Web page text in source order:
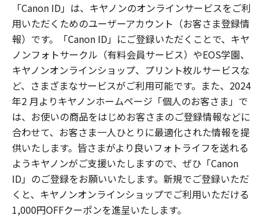
「Canon ID」は、キヤノンのオンラインサービスをご利
用いただくためのユーザーアカウント（お客さま登録情
報）です。「Canon ID」にご登録いただくことで、キヤ
ノンフォトサークル（有料会員サービス）やEOS学園、
キヤノンオンラインショップ、プリント枚ルサービスな
ど、さまざまなサービスがご利用可能です。また、2024
年2 月よりキヤノンホームページ「個人のお客さま」で
は、お使いの商品をはじめお客さまのご登録情報などに
合わせて、お客さま一人ひとりに最適化された情報を提
供いたします。皆さまがより良いフォトライフを送れる
ようキヤノンがご支援いたしますので、ぜひ「Canon
ID」のご登録をお願いいたします。新規でご登録いただ
くと、キヤノンオンラインショップでご利用いただける
1,000円OFFクーポンを進呈いたします。